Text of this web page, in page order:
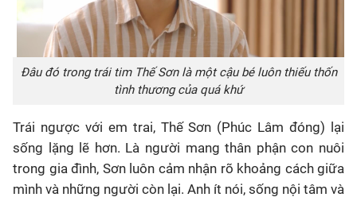
Đâu đó trong trái tim Thế Sơn là một cậu bé luôn thiếu thốn
tình thương của quá khứ
Trái ngược với em trai, Thế Sơn (Phúc Lâm đóng) lại
sống lặng lẽ hơn. Là người mang thân phận con nuôi
trong gia đình, Sơn luôn cảm nhận rõ khoảng cách giữa
mình và những người còn lại. Anh ít nói, sống nội tâm và